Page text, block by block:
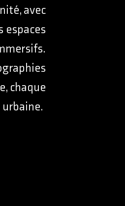
avec
espaces
chaque